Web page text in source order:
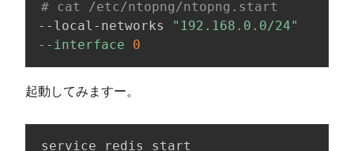
# cat /etc/ntopng/ntopng.start
--local-networks
"192.168.0.0/24"
--interface
0
起動してみますー。
service redis start